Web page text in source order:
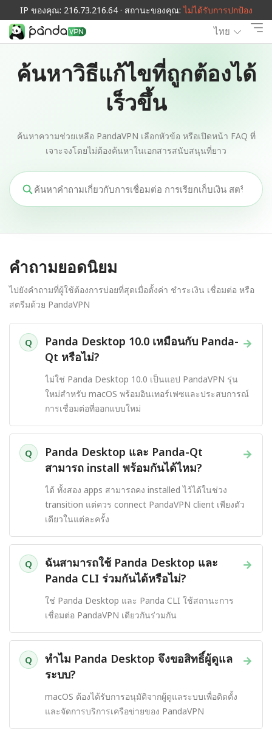
IP ของคุณ: 216.73.216.64 · สถานะของคุณ:ไม่ได้รับการปกป้อง
ไทย
ค้นหาวิธีแก้ไขที่ถูกต้องได้
เร็วขึ้น
ค้นหาความช่วยเหลือ PandaVPN เลือกหัวข้อ หรือเปิดหน้า FAQ ที่
เจาะจงโดยไม่ต้องค้นหาในเอกสารสนับสนุนที่ยาว
คำถามยอดนิยม
ไปยังคำถามที่ผู้ใช้ต้องการบ่อยที่สุดเมื่อตั้งค่า ชำระเงิน เชื่อมต่อ หรือ
สตรีมด้วย PandaVPN
Q →
Panda Desktop 10.0 เหมือนกับ Panda-
Qt หรือไม่?
ไม่ใช่ Panda Desktop 10.0 เป็นแอป PandaVPN รุ่น
ใหม่สำหรับ macOS พร้อมอินเทอร์เฟซและประสบการณ์
การเชื่อมต่อที่ออกแบบใหม่
Q →
Panda Desktop และ Panda-Qt
สามารถ install พร้อมกันได้ไหม?
ได้ ทั้งสอง apps สามารถคง installed ไว้ได้ในช่วง
transition แต่ควร connect PandaVPN client เพียงตัว
เดียวในแต่ละครั้ง
Q →
ฉันสามารถใช้ Panda Desktop และ
Panda CLI ร่วมกันได้หรือไม่?
ใช่ Panda Desktop และ Panda CLI ใช้สถานะการ
เชื่อมต่อ PandaVPN เดียวกันร่วมกัน
Q →
ทำไม Panda Desktop จึงขอสิทธิ์ผู้ดูแล
ระบบ?
macOS ต้องได้รับการอนุมัติจากผู้ดูแลระบบเพื่อติดตั้ง
และจัดการบริการเครือข่ายของ PandaVPN